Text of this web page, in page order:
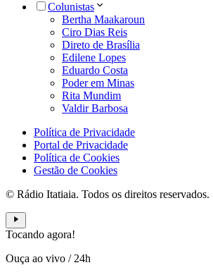
Colunistas
Bertha Maakaroun
Ciro Dias Reis
Direto de Brasília
Edilene Lopes
Eduardo Costa
Poder em Minas
Rita Mundim
Valdir Barbosa
Política de Privacidade
Portal de Privacidade
Política de Cookies
Gestão de Cookies
© Rádio Itatiaia. Todos os direitos reservados.
Tocando agora!
Ouça ao vivo / 24h